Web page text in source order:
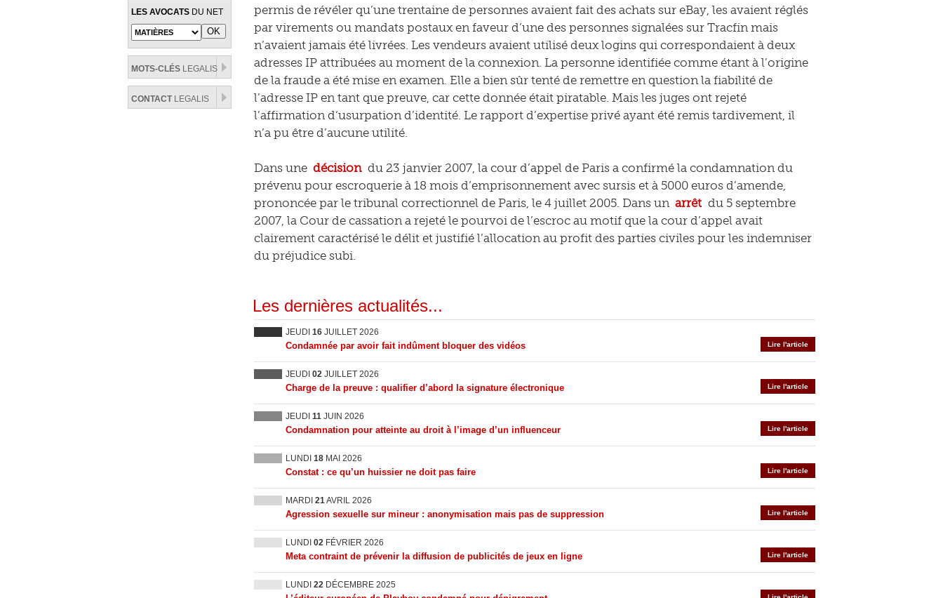
LES AVOCATS DU NET
MOTS-CLÉS LEGALIS
CONTACTLEGALIS
permis de révéler qu’une trentaine de personnes avaient fait des achats sur eBay, les avaient réglés
par virements ou mandats postaux en faveur d’une des personnes signalées sur Tracfin mais
n’avaient jamais été livrées. Les vendeurs avaient utilisé deux logins qui correspondaient à deux
adresses IP attribuées au moment de la connexion. La personne identifiée comme étant à l’origine
de la fraude a été mise en examen. Elle a bien sûr tenté de remettre en question la fiabilité de
l’adresse IP en tant que preuve, car cette donnée était piratable. Mais les juges ont rejeté
l’affirmation d’usurpation d’identité. Le rapport d’expertise privé ayant été remis tardivement, il
n’a pu être d’aucune utilité.
Dans une décision du 23 janvier 2007, la cour d’appel de Paris a confirmé la condamnation du
prévenu pour escroquerie à 18 mois d’emprisonnement avec sursis et à 5000 euros d’amende,
prononcée par le tribunal correctionnel de Paris, le 4 juillet 2005. Dans un arrêt du 5 septembre
2007, la Cour de cassation a rejeté le pourvoi de l’escroc au motif que la cour d’appel avait
clairement caractérisé le délit et justifié l’allocation au profit des parties civiles pour les indemniser
du préjudice subi.
Les dernières actualités...
JEUDI 16 JUILLET 2026
Lire l'article
Condamnée par avoir fait indûment bloquer des vidéos
JEUDI 02 JUILLET 2026
Lire l'article
Charge de la preuve : qualifier d’abord la signature électronique
JEUDI 11 JUIN 2026
Lire l'article
Condamnation pour atteinte au droit à l’image d’un influenceur
LUNDI 18 MAI 2026
Lire l'article
Constat : ce qu’un huissier ne doit pas faire
MARDI 21AVRIL 2026
Lire l'article
Agression sexuelle sur mineur : anonymisation mais pas de suppression
LUNDI 02 FÉVRIER 2026
Lire l'article
Meta contraint de prévenir la diffusion de publicités de jeux en ligne
LUNDI 22 DÉCEMBRE 2025